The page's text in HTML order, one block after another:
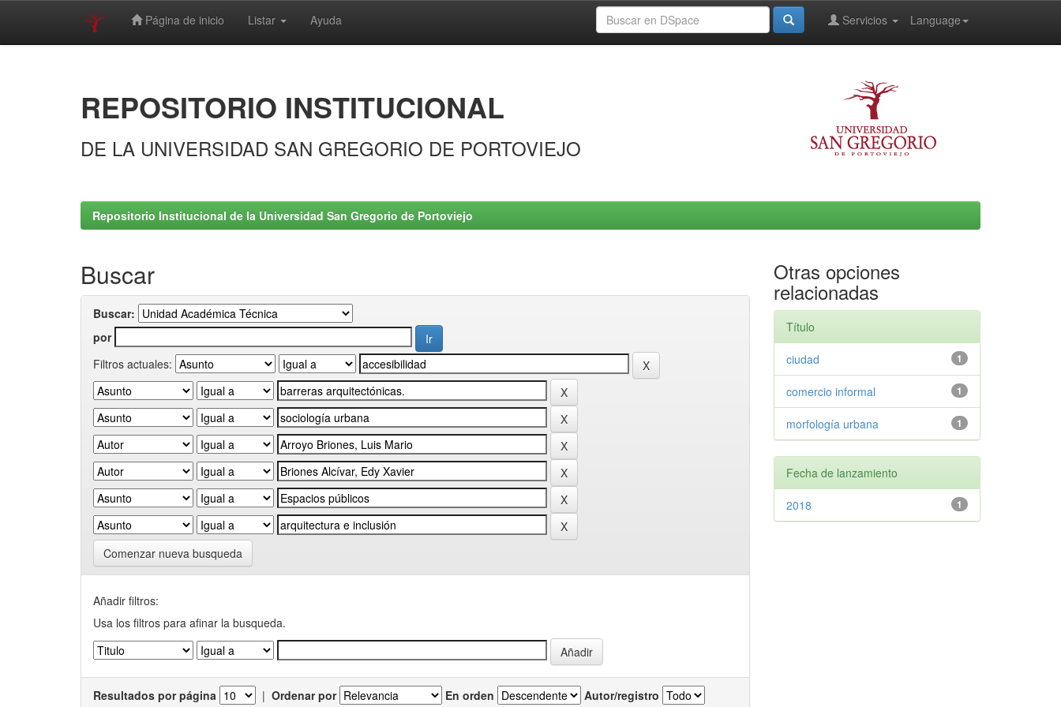
Página de inicio Listar Ayuda Language
Servicios
REPOSITORIO INSTITUCIONAL
DE LA UNIVERSIDAD SAN GREGORIO DE PORTOVIEJO
Repositorio Institucional de la Universidad San Gregorio de Portoviejo
Buscar
Buscar:
por
Filtros actuales:
Comenzar nueva busqueda
Añadir filtros:
Usa los filtros para afinar la busqueda.
Resultados por página | Ordenar por En orden Autor/registro
Otras opciones
relacionadas
Título
1
ciudad
1
comercio informal
1
morfología urbana
Fecha de lanzamiento
1
2018